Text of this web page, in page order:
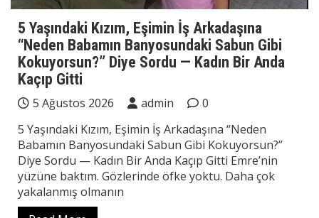
5 Yaşındaki Kızım, Eşimin İş Arkadaşına
“Neden Babamın Banyosundaki Sabun Gibi
Kokuyorsun?” Diye Sordu — Kadın Bir Anda
Kaçıp Gitti
5 Ağustos 2026 admin
0
5 Yaşındaki Kızım, Eşimin İş Arkadaşına “Neden
Babamın Banyosundaki Sabun Gibi Kokuyorsun?”
Diye Sordu — Kadın Bir Anda Kaçıp Gitti Emre’nin
yüzüne baktım. Gözlerinde öfke yoktu. Daha çok
yakalanmış olmanın